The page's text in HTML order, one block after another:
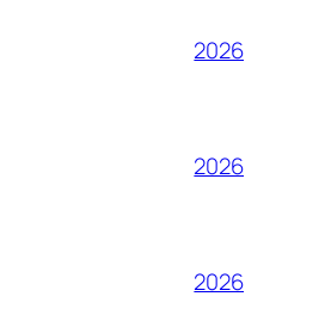
2026
2026
2026